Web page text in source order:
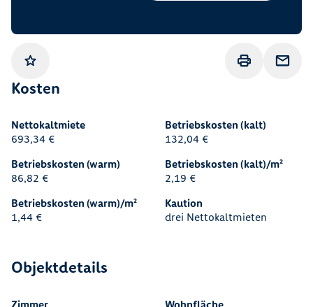
Gemerkt Drucken
Kosten
Nettokaltmiete
693,34 €
Betriebskosten (kalt)
132,04 €
Betriebskosten (warm)
86,82 €
Betriebskosten (kalt)/m²
2,19 €
Betriebskosten (warm)/m²
1,44 €
Kaution
drei Nettokaltmieten
Objektdetails
Zimmer
Wohnfläche